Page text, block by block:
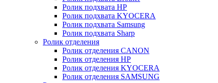
Ролик подхвата HP
Ролик подхвата KYOCERA
Ролик подхвата Samsung
Ролик подхвата Sharp
Ролик отделения
Ролик отделения CANON
Ролик отделения HP
Ролик отделения KYOCERA
Ролик отделения SAMSUNG